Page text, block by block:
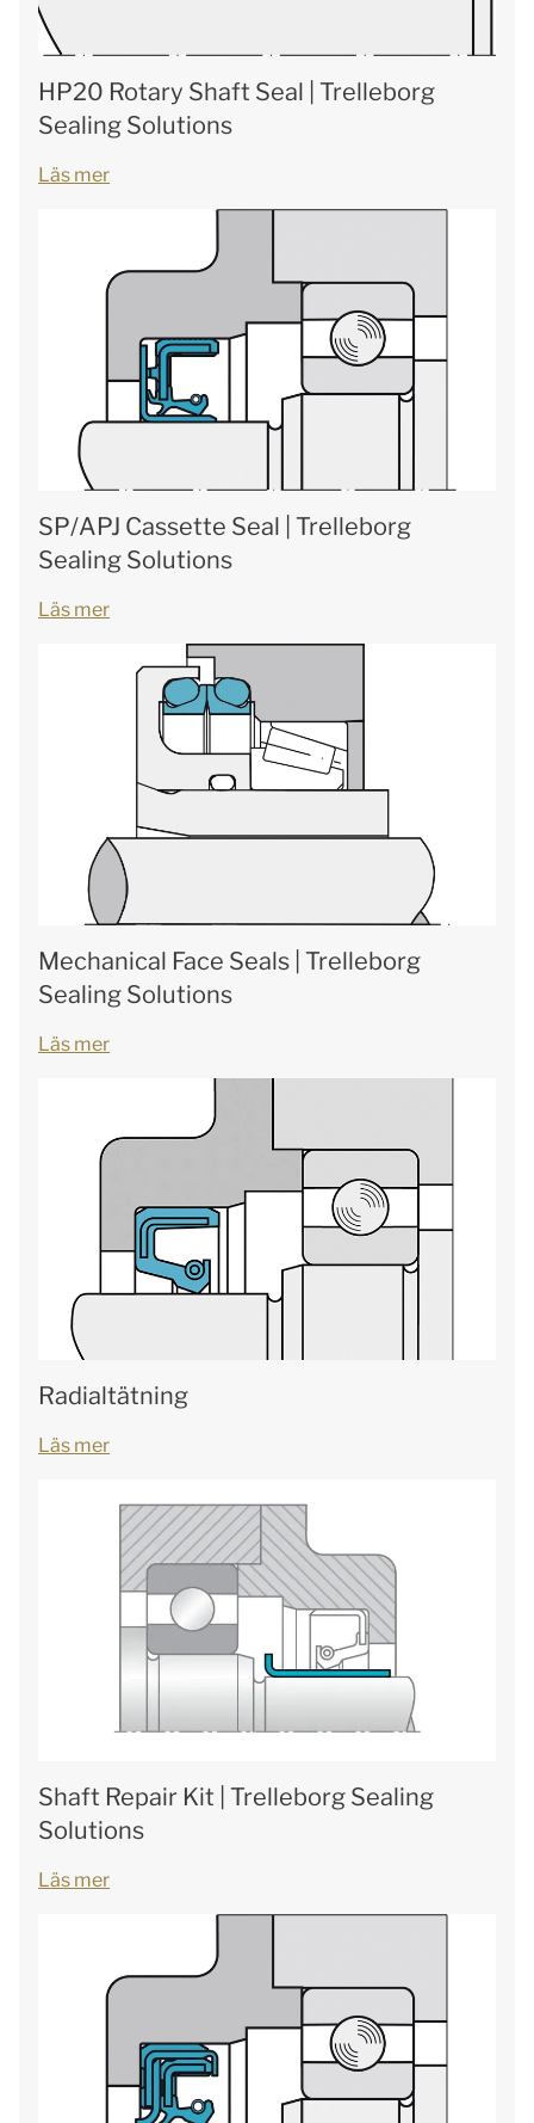
HP20 Rotary Shaft Seal | Trelleborg
Sealing Solutions
Läs mer
SP/APJ Cassette Seal | Trelleborg
Sealing Solutions
Läs mer
Mechanical Face Seals | Trelleborg
Sealing Solutions
Läs mer
Radialtätning
Läs mer
Shaft Repair Kit | Trelleborg Sealing
Solutions
Läs mer